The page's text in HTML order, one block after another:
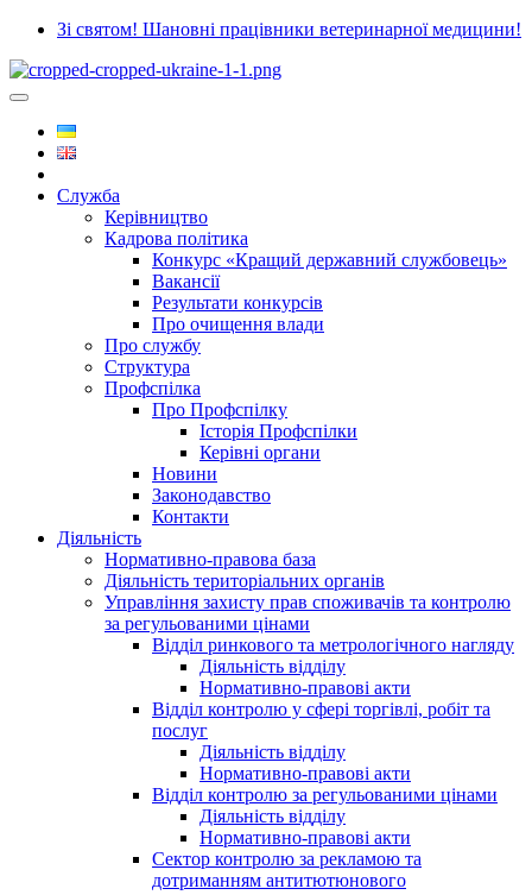
Зі святом! Шановні працівники ветеринарної медицини!
Служба
Керівництво
Кадрова політика
Конкурс «Кращий державний службовець»
Вакансії
Результати конкурсів
Про очищення влади
Про службу
Структура
Профспілка
Про Профспілку
Історія Профспілки
Керівні органи
Новини
Законодавство
Контакти
Діяльність
Нормативно-правова база
Діяльність територіальних органів
Управління захисту прав споживачів та контролю
за регульованими цінами
Відділ ринкового та метрологічного нагляду
Діяльність відділу
Нормативно-правові акти
Відділ контролю у сфері торгівлі, робіт та
послуг
Діяльність відділу
Нормативно-правові акти
Відділ контролю за регульованими цінами
Діяльність відділу
Нормативно-правові акти
Сектор контролю за рекламою та
дотриманням антитютюнового